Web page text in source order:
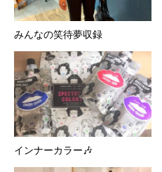
みんなの笑待夢収録
インナーカラー🎶